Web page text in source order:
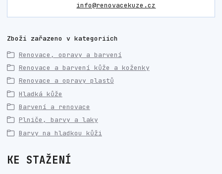
info@renovacekuze.cz
Zboží zařazeno v kategoriích
Renovace, opravy a barvení
Renovace a barvení kůže a koženky
Renovace a opravy plastů
Hladká kůže
Barvení a renovace
Plniče, barvy a laky
Barvy na hladkou kůži
KE STAŽENÍ